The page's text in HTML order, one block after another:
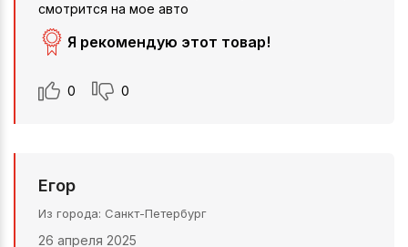
смотрится на мое авто
Я рекомендую этот товар!
0 0
Егор
Из города Санкт-Петербург
26 апреля 2025